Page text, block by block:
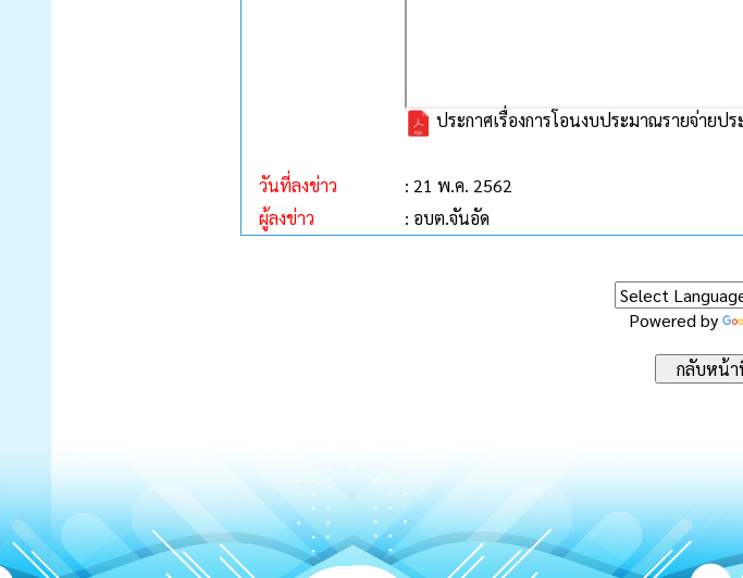
ประกาศเรื่องการโอนงบประมาณรายจ่าย
วันที่ลงข่าว
: 21 พ.ค. 2562
ผู้ลงข่าว
: อบต.จันอัด
Powered by